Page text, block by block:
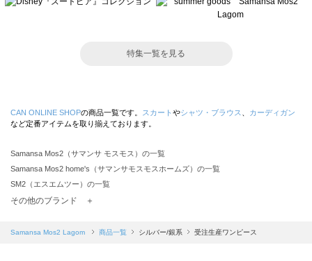
特集一覧を見る
CAN ONLINE SHOPの商品一覧です。 スカート やシャツ・ブラウス
カーディガン
など定番アイテムを取り揃えております。
Samansa Mos2（サマンサ モスモス）の一覧
Samansa Mos2 home's（サマンサモスモスホームズ）の一覧
SM2（エスエムツー）の一覧
TSUHARU by Samansa Mos2（ツハルバイサマンサモスモス）の一覧
Samansa Mos2 blue（サマンサモスモス ブルー）の一覧
その他のブランド ＋
Samansa Mos2 Lagom 商品一覧 シルバー/銀系 受注生産ワンピース